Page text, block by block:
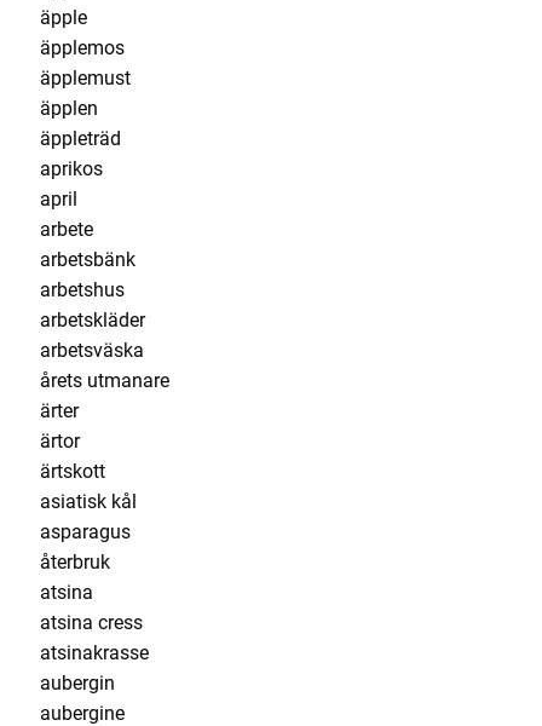
äpple
äpplemos
äpplemust
äpplen
äppleträd
aprikos
april
arbete
arbetsbänk
arbetshus
arbetskläder
arbetsväska
årets utmanare
ärter
ärtor
ärtskott
asiatisk kål
asparagus
återbruk
atsina
atsina cress
atsinakrasse
aubergin
aubergine